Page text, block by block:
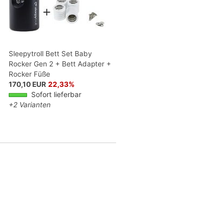
Sleepytroll Bett Set Baby
Rocker Gen 2 + Bett Adapter +
Rocker Füße
170,10 EUR 22,33%
Sofort lieferbar
+2 Varianten